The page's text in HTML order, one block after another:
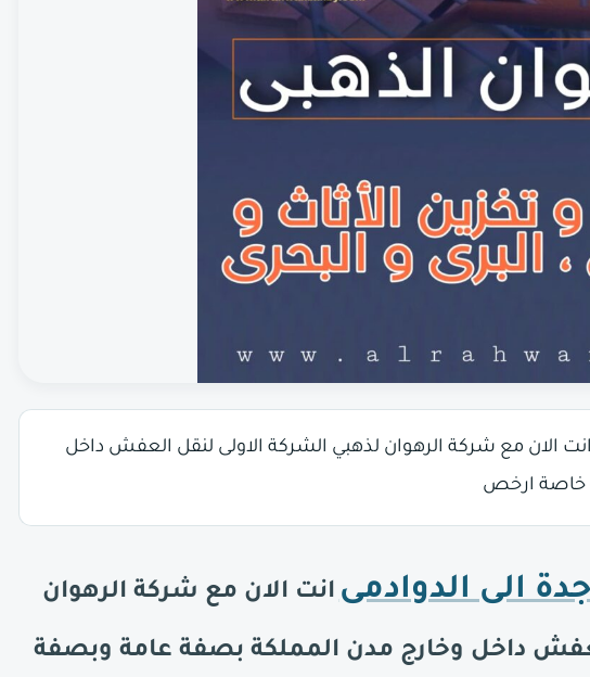
الان مع شركة الرهوان لذهبي الشركة الاولى لنقل العفش داخل
خاصة ارخص
الى الدوادمىانت الان مع شركة الرهوان
داخل وخارج مدن المملكة بصفة عامة وبصفة